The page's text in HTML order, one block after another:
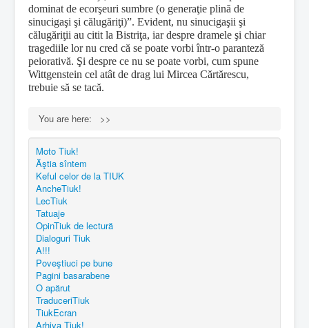
dominat de ecorşeuri sumbre (o generaţie plină de
sinucigaşi şi călugăriţi)”. Evident, nu sinucigaşii şi
călugăriţii au citit la Bistriţa, iar despre dramele şi chiar
tragediile lor nu cred că se poate vorbi într-o paranteză
peiorativă. Şi despre ce nu se poate vorbi, cum spune
Wittgenstein cel atât de drag lui Mircea Cărtărescu,
trebuie să se tacă.
You are here: >>
Moto Tiuk!
Ăştia sîntem
Keful celor de la TIUK
AncheTiuk!
LecTiuk
Tatuaje
OpinTiuk de lectură
Dialoguri Tiuk
A!!!
Poveştiuci pe bune
Pagini basarabene
O apărut
TraduceriTiuk
TiukEcran
Arhiva Tiuk!